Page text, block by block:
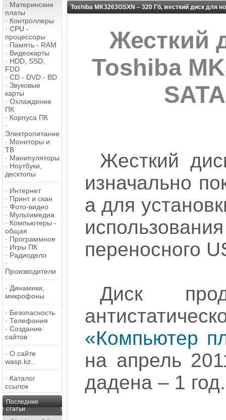
· Материнские
платы
· Контроллеры
· CPU -
процессоры
· Память - RAM
· Видеокарты
· HDD, SSD,
FDD
· CD - DVD - BD
· Звуковые
карты
· Охлаждение
ПК
· Корпуса ПК
·
Электропитание
· Мониторы и
ТВ
· Манипуляторы
· Ноутбуки,
десктопы
· Интернет
· Принт и скан
· Фото-видео
· Мультимедиа
· Компьютеры -
общая
· Программное
· Игры ПК
· Радиодело
·
Производители
· Динамики,
микрофоны
· Безопасность
· Телефония
· Создание
сайтов
· О сайте
wasp.kz...
· Каталог
ссылок
Последние
статьи
Toshiba MK3263GSXN – 320 Гб, жесткий диск для
Жесткий
Toshiba
Жесткий
изначально
а для
переносного
Диск
«Компьютер
на апрель
дадена – 1 год.